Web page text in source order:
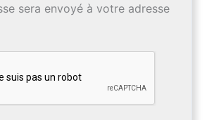
sera envoyé à votre adresse